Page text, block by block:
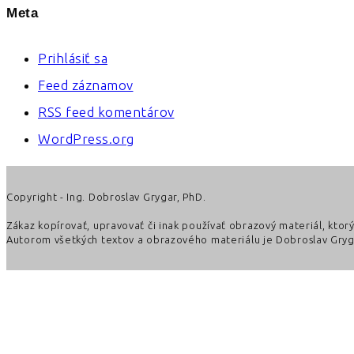
Meta
Prihlásiť sa
Feed záznamov
RSS feed komentárov
WordPress.org
Copyright - Ing. Dobroslav Grygar, PhD.
Zákaz kopírovať, upravovať či inak používať obrazový materiál,
Autorom všetkých textov a obrazového materiálu je Dobroslav